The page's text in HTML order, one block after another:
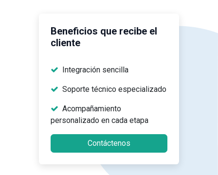
Beneficios que recibe el
cliente
Integración sencilla
Soporte técnico especializado
Acompañamiento
personalizado en cada etapa
Contáctenos